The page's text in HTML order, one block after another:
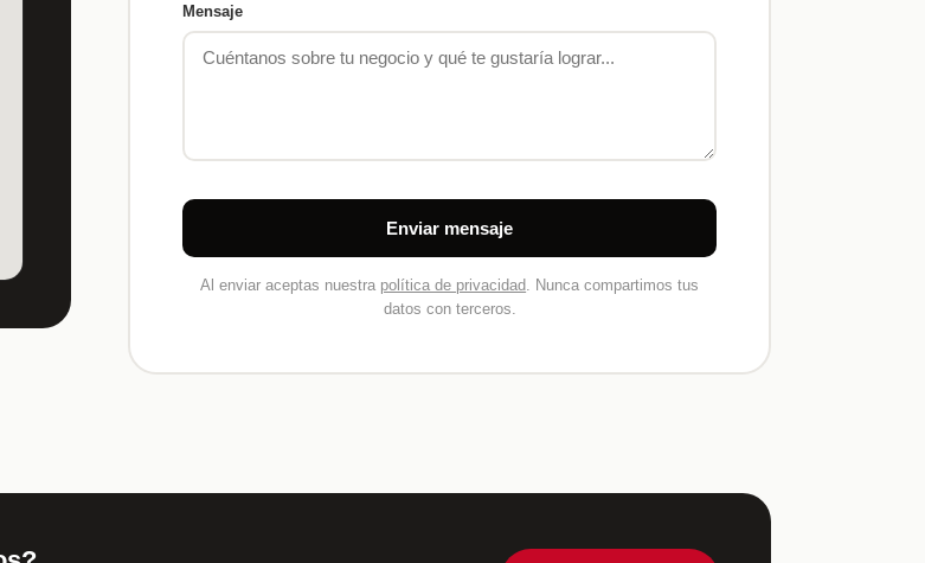
Mensaje
Enviar mensaje
Al enviar aceptas nuestra política de privacidad . Nunca compartimos tus
datos con terceros.